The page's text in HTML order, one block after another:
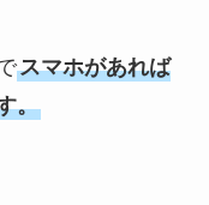
スマホがあれば
。